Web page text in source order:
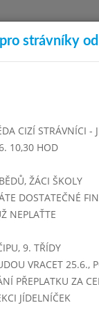
okres
1. 12. 2017
strávníky
CIZÍ STRÁVNÍCI -
10,30 HOD
ŽÁCI ŠKOLY
DOSTATEČNÉ
NEPLAŤTE
9. TŘÍDY
VRACET 25.6.,
PŘEPLATKU ZA
JÍDELNÍČEK